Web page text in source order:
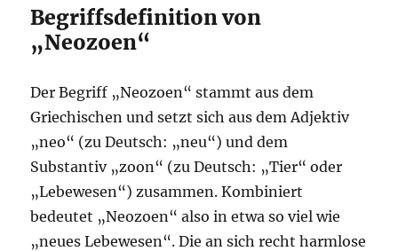
Begriffsdefinition von
„Neozoen“
Der Begriff „Neozoen“ stammt aus dem
Griechischen und setzt sich aus dem Adjektiv
„neo“ (zu Deutsch: „neu“) und dem
Substantiv „zoon“ (zu Deutsch: „Tier“ oder
„Lebewesen“) zusammen. Kombiniert
bedeutet „Neozoen“ also in etwa so viel wie
„neues Lebewesen“. Die an sich recht harmlose